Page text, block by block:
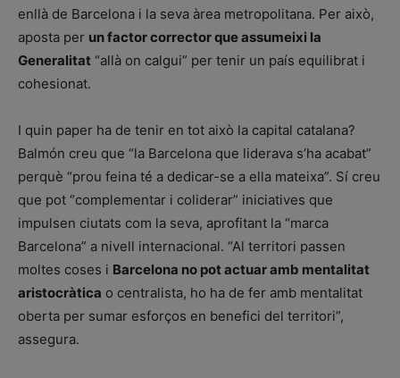
enllà de Barcelona i la seva àrea metropolitana. Per això,
aposta per un factor corrector que assumeixi la
Generalitat “allà on calgui” per tenir un país equilibrat i
cohesionat.
I quin paper ha de tenir en tot això la capital catalana?
Balmón creu que “la Barcelona que liderava s’ha acabat”
perquè “prou feina té a dedicar-se a ella mateixa”. Sí creu
que pot “complementar i coliderar” iniciatives que
impulsen ciutats com la seva, aprofitant la “marca
Barcelona” a nivell internacional. “Al territori passen
moltes coses i Barcelona no pot actuar amb mentalitat
aristocràtica o centralista, ho ha de fer amb mentalitat
oberta per sumar esforços en benefici del territori”,
assegura.